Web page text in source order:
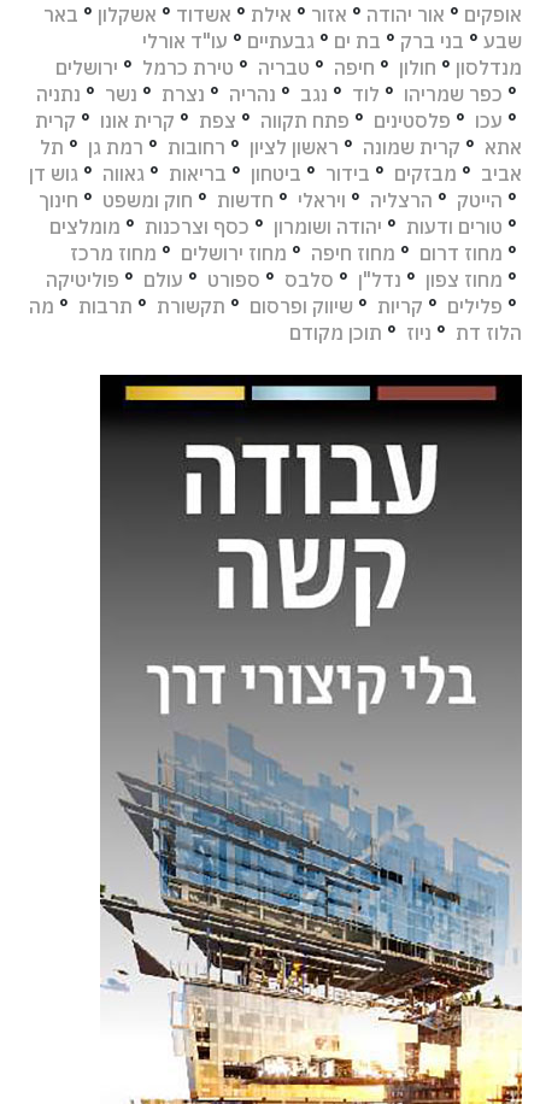
אופקים ° אור יהודה ° אזור ° אילת ° אשדוד ° אשקלון ° באר
שבע ° בני ברק ° בת ים ° גבעתיים ° עו"ד אורלי
מנדלסון ° חולון ° חיפה ° טבריה ° טירת כרמל ° ירושלים
° כפר שמריהו ° לוד ° נגב ° נהריה ° נצרת ° נשר ° נתניה
° עכו ° פלסטינים ° פתח תקווה ° צפת ° קרית אונו ° קרית
אתא ° קרית שמונה ° ראשון לציון ° רחובות ° רמת גן ° תל
אביב ° מבזקים ° בידור ° ביטחון ° בריאות ° גאווה ° גוש דן
° הייטק ° הרצליה ° ויראלי ° חדשות ° חוק ומשפט ° חינוך
° טורים ודעות ° יהודה ושומרון ° כסף וצרכנות ° מומלצים
° מחוז דרום ° מחוז חיפה ° מחוז ירושלים ° מחוז מרכז
° מחוז צפון ° נדל"ן ° סלבס ° ספורט ° עולם ° פוליטיקה
° פלילים ° קריות ° שיווק ופרסום ° תקשורת ° תרבות ° מה
הלוז דת ° ניוז ° תוכן מקודם